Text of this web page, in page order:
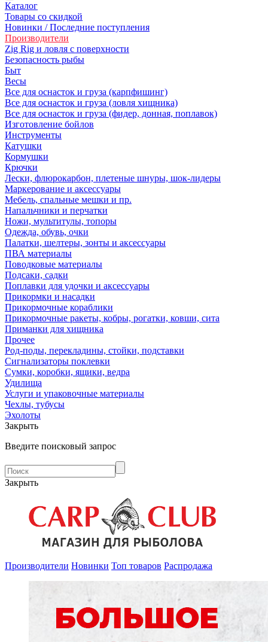
Каталог
Товары со скидкой
Новинки / Последние поступления
Производители
Zig Rig и ловля с поверхности
Безопасность рыбы
Быт
Весы
Все для оснасток и груза (карпфишинг)
Все для оснасток и груза (ловля хищника)
Все для оснасток и груза (фидер, донная, поплавок)
Изготовление бойлов
Инструменты
Катушки
Кормушки
Крючки
Лески, флюрокарбон, плетеные шнуры, шок-лидеры
Маркерование и аксессуары
Мебель, спальные мешки и пр.
Напальчники и перчатки
Ножи, мультитулы, топоры
Одежда, обувь, очки
Палатки, шелтеры, зонты и аксессуары
ПВА материалы
Поводковые материалы
Подсаки, садки
Поплавки для удочки и аксессуары
Прикормки и насадки
Прикормочные кораблики
Прикормочные ракеты, кобры, рогатки, ковши, сита
Приманки для хищника
Прочее
Род-поды, перекладины, стойки, подставки
Сигнализаторы поклевки
Сумки, коробки, ящики, ведра
Удилища
Услуги и упаковочные материалы
Чехлы, тубусы
Эхолоты
Закрыть
Введите поисковый запрос
Закрыть
Производители Новинки Топ товаров Распродажа